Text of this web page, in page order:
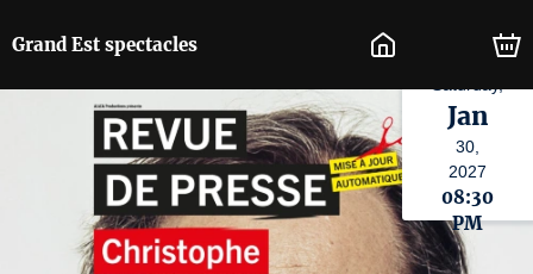
Grand Est spectacles
Jan
30,
2027
08:30
PM